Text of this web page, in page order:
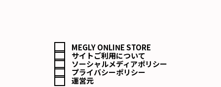
MEGLY ONLINE STORE
サイトご利用について
ソーシャルメディアポリシー
プライバシーポリシー
運営元